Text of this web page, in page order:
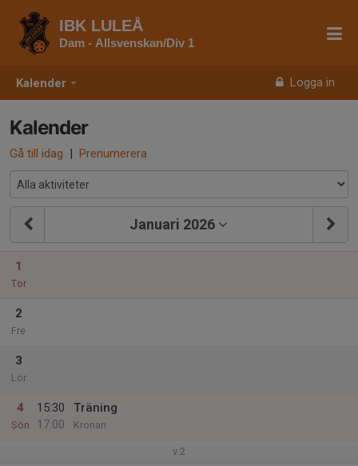
Kalender Logga in
IBK LULEÅ
Dam - Allsvenskan/Div 1
Kalender
Gå till idag | Prenumerera
Januari 2026
1
Tor
2
Fre
3
Lör
4
Sön
15:30
17:00
Träning
Kronan
v.2